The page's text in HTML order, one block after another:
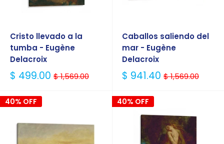
Cristo llevado a la
tumba - Eugène
Delacroix
Precio
$ 499.00 $ 1,569.00
Caballos saliendo del
mar - Eugène
Delacroix
Precio
$ 941.40 $ 1,569.00
40% OFF 40% OFF